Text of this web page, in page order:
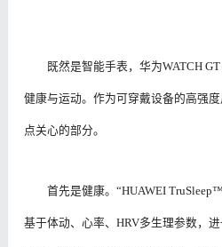
既然是智能手表，华为WATCH
健康与运动。作为可穿戴设备的高强
点关心的部分。
首先是健康。“HUAWEI
基于体动、心率、HRV多生理参数，